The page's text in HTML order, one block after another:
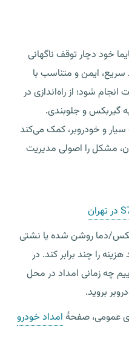
خود دچار توقف ناگهانی
سریع، ایمن و متناسب با
شود؛ از راه‌اندازی در
گیربکس و جلوبندی.
سیار و خودروبر، کمک می‌کند
مشکل را اصولی مدیریت
دما روشن شده یا نشتی
را چند برابر کند. در
چه زمانی امداد در محل
بروید.
عمومی، صفحهٔ امداد خودرو